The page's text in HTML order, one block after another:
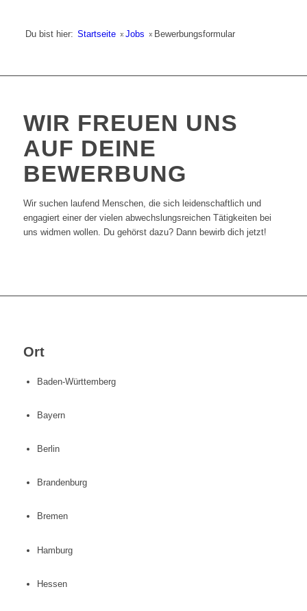
Du bist hier: Startseite » Jobs » Bewerbungsformular
WIR FREUEN UNS
AUF DEINE
BEWERBUNG
Wir suchen laufend Menschen, die sich leidenschaftlich und
engagiert einer der vielen abwechslungsreichen Tätigkeiten bei
uns widmen wollen. Du gehörst dazu? Dann bewirb dich jetzt!
Ort
Baden-Württemberg
Bayern
Berlin
Brandenburg
Bremen
Hamburg
Hessen